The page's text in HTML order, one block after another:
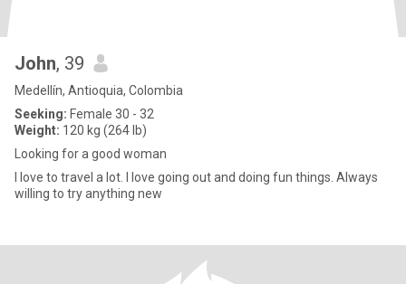
John, 39
Medellín, Antioquia, Colombia
Seeking: Female 30 - 32
Weight: 120 kg (264 lb)
Looking for a good woman
I love to travel a lot. I love going out and doing fun things. Always
willing to try anything new